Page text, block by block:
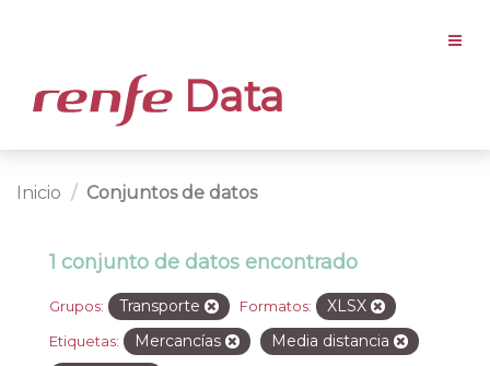
Data
Inicio Conjuntos de datos
1 conjunto de datos encontrado
Grupos: Transporte Formatos: XLSX
Etiquetas: Mercancías
Media distancia